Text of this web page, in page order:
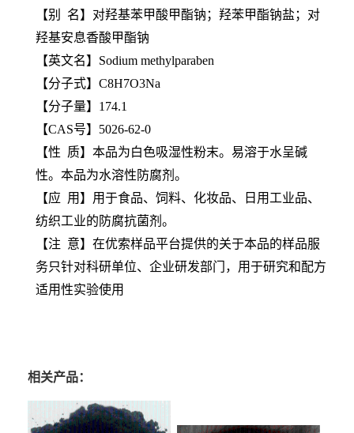
【别 名】对羟基苯甲酸甲酯钠；羟苯甲酯钠盐；对
羟基安息香酸甲酯钠
【英文名】Sodium methylparaben
【分子式】C8H7O3Na
【分子量】174.1
【CAS号】5026-62-0
【性 质】本品为白色吸湿性粉末。易溶于水呈碱
性。本品为水溶性防腐剂。
【应 用】用于食品、饲料、化妆品、日用工业品、
纺织工业的防腐抗菌剂。
【注 意】在优索样品平台提供的关于本品的样品服
务只针对科研单位、企业研发部门，用于研究和配方
适用性实验使用
相关产品：